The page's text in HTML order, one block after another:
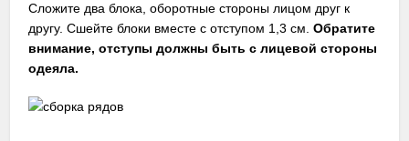
Сложите два блока, оборотные стороны лицом друг к
другу. Сшейте блоки вместе с отступом 1,3 см.Обратите
внимание, отступы должны быть с лицевой стороны
одеяла.